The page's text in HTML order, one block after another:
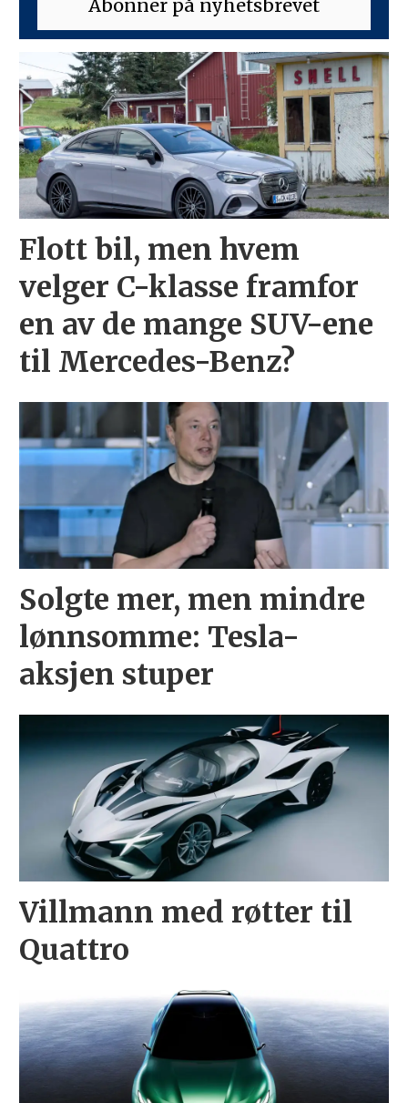
Flott bil, men hvem
velger C-klasse framfor
en av de mange SUV-ene
til Mercedes-Benz?
Solgte mer, men mindre
lønnsomme: Tesla-
aksjen stuper
Villmann med røtter til
Quattro